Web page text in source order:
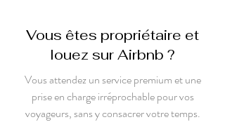
Vous êtes propriétaire et
louez sur Airbnb ?
Vous attendez un service premium et une
prise en charge irréprochable pour vos
voyageurs, sans y consacrer votre temps.